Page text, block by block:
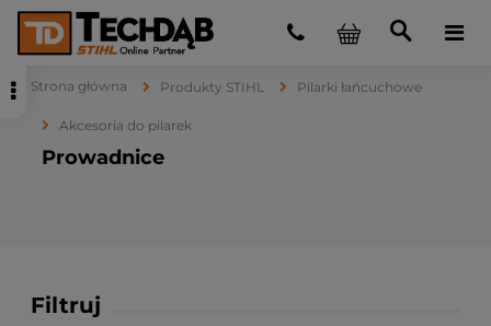
Strona główna Produkty STIHL Pilarki łańcuchowe
Akcesoria do pilarek
Prowadnice
Filtruj